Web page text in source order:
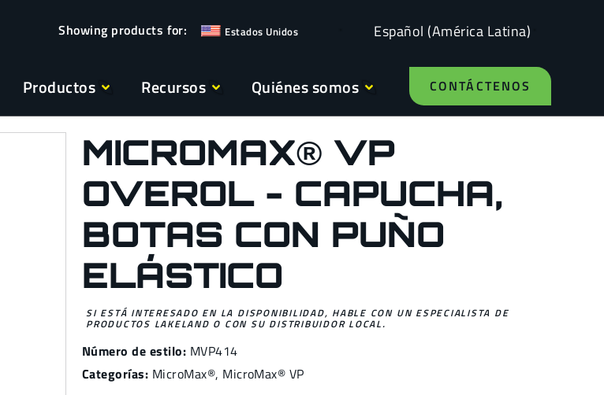
Estados Unidos Español (América Latina)
Productos Recursos Quiénes somos CONTÁCTENOS
MICROMAX® VP
OVEROL - CAPUCHA,
BOTAS CON PUÑO
ELÁSTICO
SI ESTÁ INTERESADO EN LA DISPONIBILIDAD, HABLE CON UN ESPECIALISTA DE
PRODUCTOS LAKELAND O CON SU DISTRIBUIDOR LOCAL.
Número de estilo: MVP414
Categorías: MicroMax®, MicroMax® VP